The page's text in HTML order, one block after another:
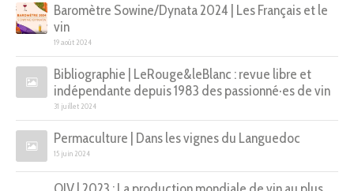
Baromètre Sowine/Dynata 2024 | Les Français et le
vin
19 août 2024
Bibliographie | LeRouge&leBlanc : revue libre et
indépendante depuis 1983 des passionné·es de vin
31 juillet 2024
Permaculture | Dans les vignes du Languedoc
15 juin 2024